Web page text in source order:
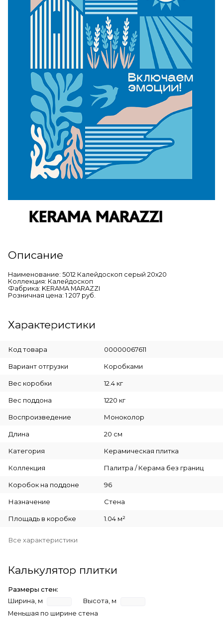
Описание
Наименование: 5012 Калейдоскоп серый 20х20
Коллекция: Калейдоскоп
Фабрика: KERAMA MARAZZI
Розничная цена: 1 207 руб.
Характеристики
Код товара 00000067611
Вариант отгрузки Коробками
Вес коробки 12.4 кг
Вес поддона 1220 кг
Воспроизведение Моноколор
Длина 20 см
Категория Керамическая плитка
Коллекция Палитра / Керама без границ
Коробок на поддоне 96
Назначение Стена
Площадь в коробке 1.04 м²
Все характеристики
Калькулятор плитки
Размеры стен:
Ширина, м
Высота, м
Меньшая по ширине стена